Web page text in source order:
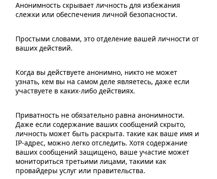
Анонимность скрывает личность для избежания
слежки или обеспечения личной безопасности.
Простыми словами, это отделение вашей личности от
ваших действий.
Когда вы действуете анонимно, никто не может
узнать, кем вы на самом деле являетесь, даже если
участвуете в каких-либо действиях.
Приватность не обязательно равна анонимности.
Даже если содержание ваших сообщений скрыто,
личность может быть раскрыта. такие как ваше имя и
IP-адрес, можно легко отследить. Хотя содержание
ваших сообщений защищено, ваше участие может
мониториться третьими лицами, такими как
провайдеры услуг или правительства.